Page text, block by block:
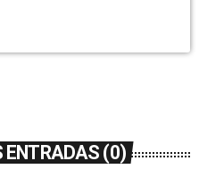
ENTRADAS (0)